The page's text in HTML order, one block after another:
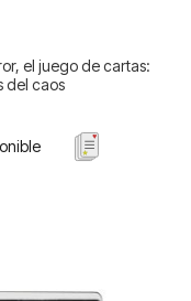
el juego de cartas:
del caos